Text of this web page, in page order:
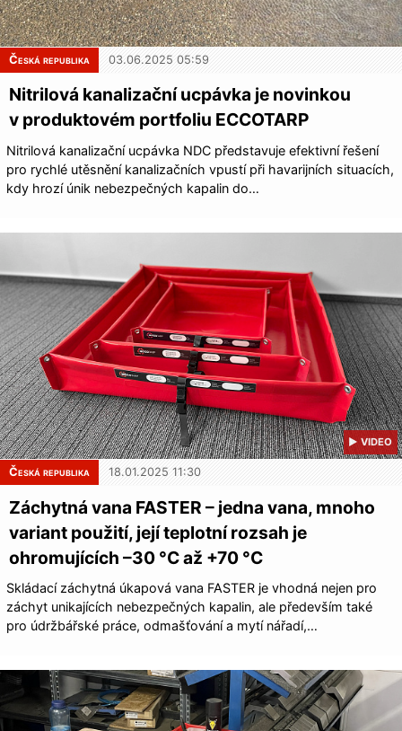
Česká republika 03.06.2025 05:59
Nitrilová kanalizační ucpávka je novinkou
v produktovém portfoliu ECCOTARP
Nitrilová kanalizační ucpávka NDC představuje efektivní řešení
pro rychlé utěsnění kanalizačních vpustí při havarijních situacích,
kdy hrozí únik nebezpečných kapalin do…
▶ VIDEO
Česká republika 18.01.2025 11:30
Záchytná vana FASTER – jedna vana, mnoho
variant použití, její teplotní rozsah je
ohromujících –30 °C až +70 °C
Skládací záchytná úkapová vana FASTER je vhodná nejen pro
záchyt unikajících nebezpečných kapalin, ale především také
pro údržbářské práce, odmašťování a mytí nářadí,…